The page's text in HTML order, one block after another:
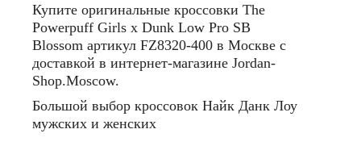
Купите оригинальные кроссовки The
Powerpuff Girls x Dunk Low Pro SB
Blossom артикул FZ8320-400 в Москве с
доставкой в интернет-магазине Jordan-
Shop.Moscow.
Большой выбор кроссовок Найк Данк Лоу
мужских и женских